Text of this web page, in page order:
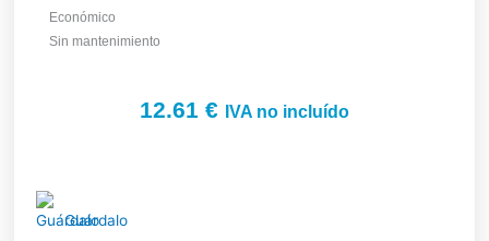
Económico
Sin mantenimiento
12.61 € IVA no incluído
Guárdalo